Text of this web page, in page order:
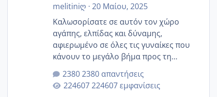
melitiniღ · 20 Μαίου, 2025
Καλωσορίσατε σε αυτόν τον χώρο
αγάπης, ελπίδας και δύναμης,
αφιερωμένο σε όλες τις γυναίκες που
κάνουν το μεγάλο βήμα προς τη
μητρότητα μέσω εξωσωματικής το 2025.
Εδώ θα μοιραστούμε αγωνίες, χαρές,
εμπειρίες και κάθε μικρή ή μεγάλη
2380 απαντήσεις
224607 εμφανίσεις